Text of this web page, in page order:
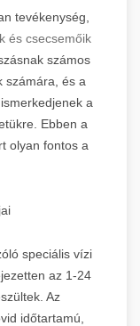
tevékenység,
és csecsemőik
számos
számára, és a
a
Ebben a
olyan fontos a
speciális vízi
az 1-24
Az
időtartamú,